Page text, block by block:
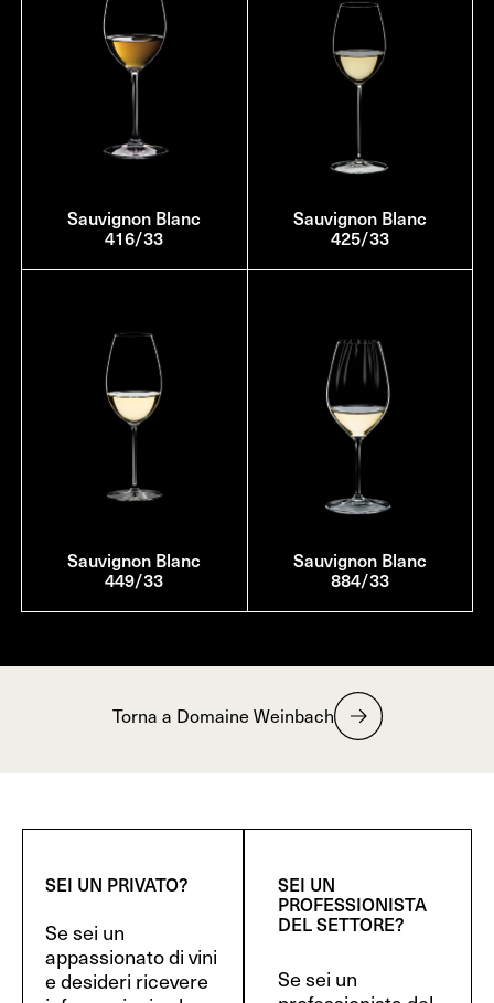
Sauvignon Blanc
416/33
Sauvignon Blanc
425/33
Sauvignon Blanc
449/33
Sauvignon Blanc
884/33
Torna a Domaine Weinbach
SEI UN PRIVATO?
Se sei un
appassionato di vini
e desideri ricevere
SEI UN
PROFESSIONISTA
DEL SETTORE?
Se sei un